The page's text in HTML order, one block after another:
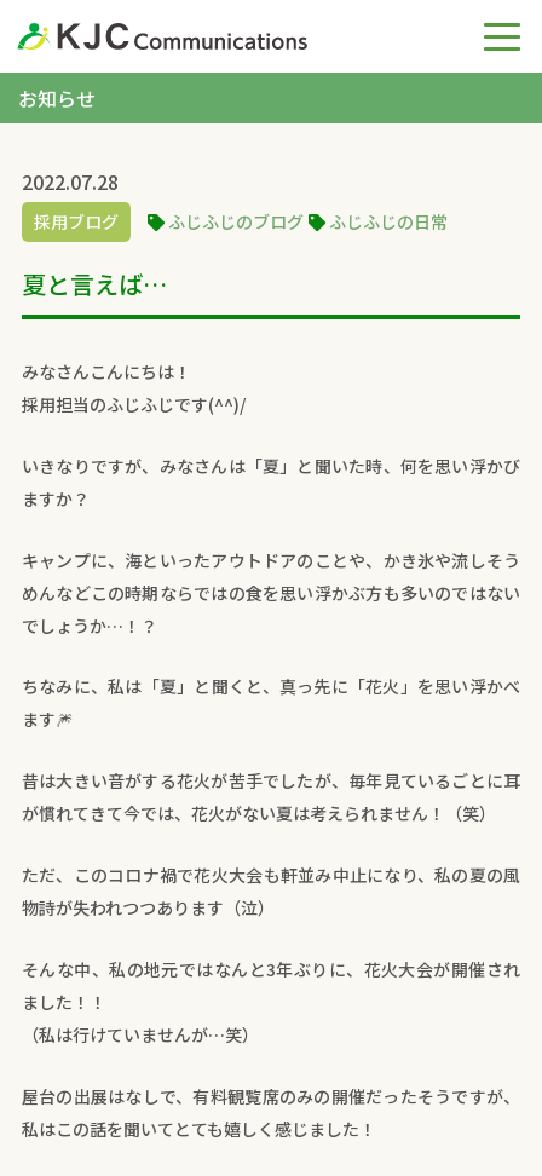
お知らせ
2022.07.28
採用ブログ ふじふじのブログ ふじふじの日常
夏と言えば…
みなさんこんにちは！
採用担当のふじふじです(^^)/
いきなりですが、みなさんは「夏」と聞いた時、何を思い浮かび
ますか？
キャンプに、海といったアウトドアのことや、かき氷や流しそう
めんなどこの時期ならではの食を思い浮かぶ方も多いのではない
でしょうか…！？
ちなみに、私は「夏」と聞くと、真っ先に「花火」を思い浮かべ
ます🎆
昔は大きい音がする花火が苦手でしたが、毎年見ているごとに耳
が慣れてきて今では、花火がない夏は考えられません！（笑）
ただ、このコロナ禍で花火大会も軒並み中止になり、私の夏の風
物詩が失われつつあります（泣）
そんな中、私の地元ではなんと3年ぶりに、花火大会が開催され
ました！！
（私は行けていませんが…笑）
屋台の出展はなしで、有料観覧席のみの開催だったそうですが、
私はこの話を聞いてとても嬉しく感じました！